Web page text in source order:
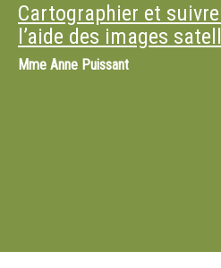
Cartographier et
l’aide des images
Mme Anne Puissant